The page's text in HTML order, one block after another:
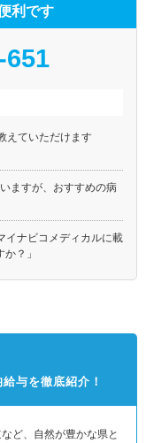
利です
651
えていただけます
ますが、おすすめの病
イナビコメディカルに載
？」
与を徹底紹介！
ど、自然が豊かな県と